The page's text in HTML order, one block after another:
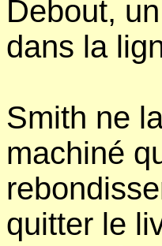
Debout,
dans la
Smith ne
machiné
quitter le